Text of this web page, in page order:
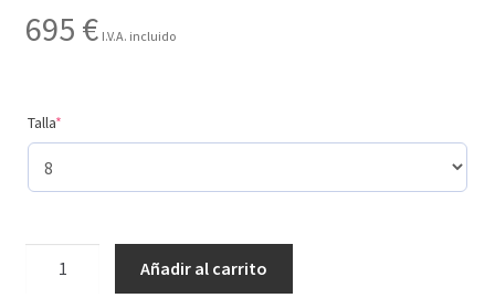
695 € I.V.A. incluido
Talla*(required)
Añadir al carrito